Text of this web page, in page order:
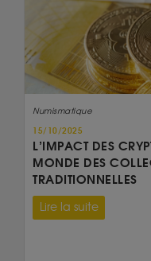
Numismatique
15/10/2025
L’IMPACT DES
MONDE DES
TRADITIONNELLES
Lire la suite